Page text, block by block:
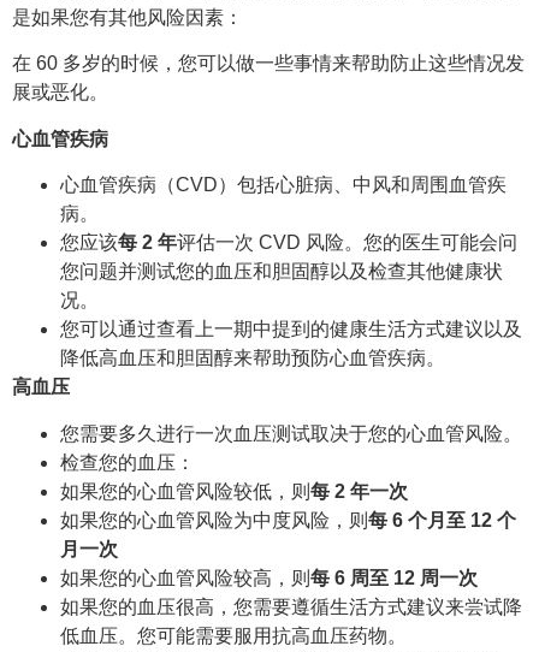
是如果您有其他风险因素：
在 60 多岁的时候，您可以做一些事情来帮助防止这些情况发
展或恶化。
心血管疾病
心血管疾病（CVD）包括心脏病、中风和周围血管疾
病。
您应该每 2 年评估一次 CVD 风险。您的医生可能会问
您问题并测试您的血压和胆固醇以及检查其他健康状
况。
您可以通过查看上一期中提到的健康生活方式建议以及
降低高血压和胆固醇来帮助预防心血管疾病。
高血压
您需要多久进行一次血压测试取决于您的心血管风险。
检查您的血压：
如果您的心血管风险较低，则 每 2 年一次
如果您的心血管风险为中度风险，则 每 6 个月至 12 个
月一次
如果您的心血管风险较高，则 每 6 周至 12 周一次
如果您的血压很高，您需要遵循生活方式建议来尝试降
低血压。您可能需要服用抗高血压药物。